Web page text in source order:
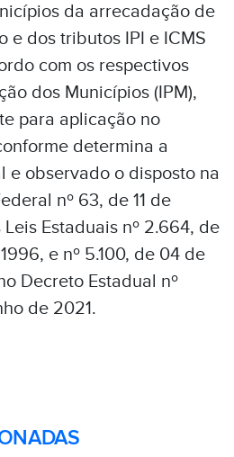
da arrecadação de
e dos tributos IPI e ICMS
com os respectivos
dos Municípios (IPM),
para aplicação no
determina a
e observado o disposto na
nº 63, de 11 de
Estaduais nº 2.664, de
e nº 5.100, de 04 de
Decreto Estadual nº
de 2021.